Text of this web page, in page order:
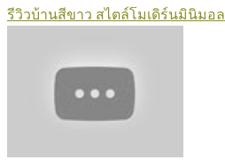
รีวิวบ้านสีขาว สไตล์โมเดิร์นมินิมอล